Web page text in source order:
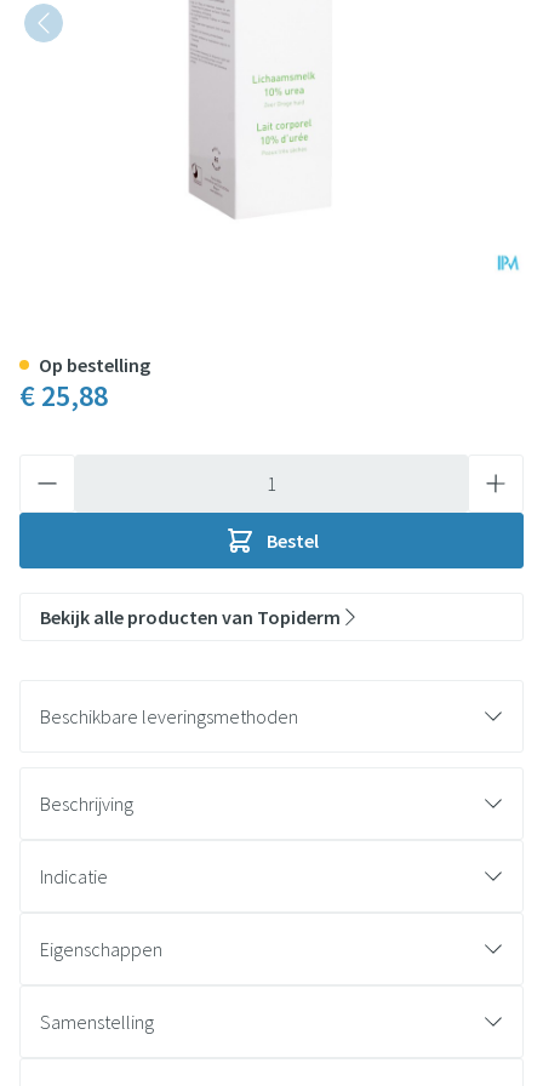
€ 25,88
Bestel
Op bestelling
Bekijk alle producten van Topiderm
Beschikbare leveringsmethoden
Beschrijving
Indicatie
Eigenschappen
Samenstelling